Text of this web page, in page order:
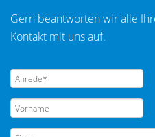
Gern beantworten wir alle
Kontakt mit uns auf.